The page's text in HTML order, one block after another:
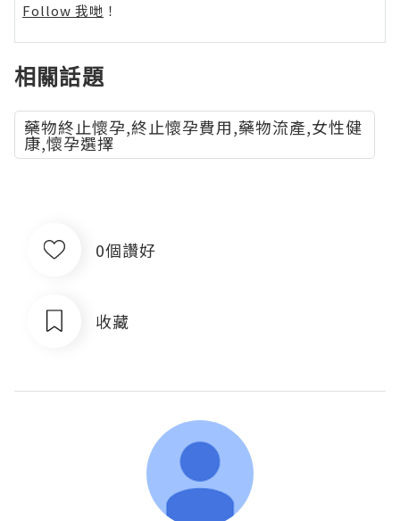
Follow 我哋 ！
相關話題
藥物終止懷孕,終止懷孕費用,藥物流產,女性健
康,懷孕選擇
0個讚好
收藏